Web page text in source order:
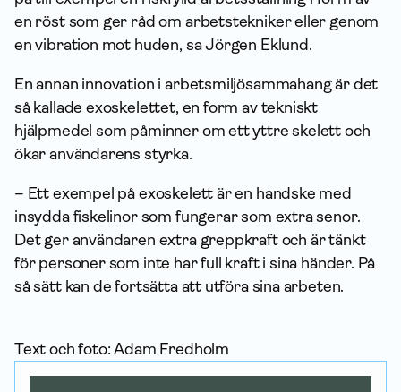
en röst som ger råd om arbetstekniker eller genom
en vibration mot huden, sa Jörgen Eklund.
En annan innovation i arbetsmiljösammahang är det
så kallade exoskelettet, en form av tekniskt
hjälpmedel som påminner om ett yttre skelett och
ökar användarens styrka.
– Ett exempel på exoskelett är en handske med
insydda fiskelinor som fungerar som extra senor.
Det ger användaren extra greppkraft och är tänkt
för personer som inte har full kraft i sina händer. På
så sätt kan de fortsätta att utföra sina arbeten.
Text och foto: Adam Fredholm